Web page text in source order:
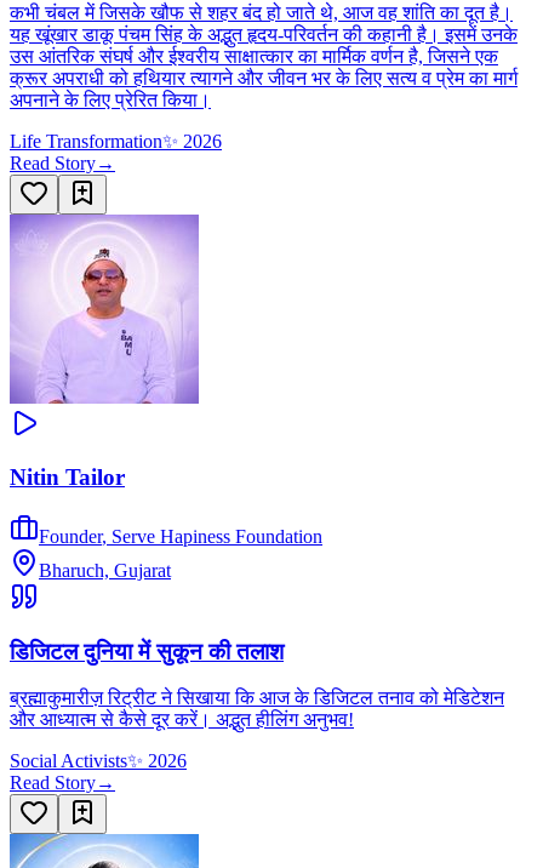
कभी चंबल में जिसके खौफ से शहर बंद हो जाते थे, आज वह शांति का दूत है।
यह खूंखार डाकू पंचम सिंह के अद्भुत हृदय-परिवर्तन की कहानी है। इसमें उनके
उस आंतरिक संघर्ष और ईश्वरीय साक्षात्कार का मार्मिक वर्णन है, जिसने एक
क्रूर अपराधी को हथियार त्यागने और जीवन भर के लिए सत्य व प्रेम का मार्ग
अपनाने के लिए प्रेरित किया।
Life Transformation✨ 2026
Read Story→
Nitin Tailor
Founder, Serve Hapiness Foundation
Bharuch, Gujarat
डिजिटल दुनिया में सुकून की तलाश
ब्रह्माकुमारीज़ रिट्रीट ने सिखाया कि आज के डिजिटल तनाव को मेडिटेशन
और आध्यात्म से कैसे दूर करें। अद्भुत हीलिंग अनुभव!
Social Activists✨ 2026
Read Story→